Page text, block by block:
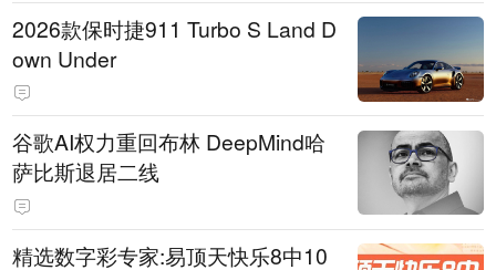
2026款保时捷911 Turbo S Land D
own Under
谷歌AI权力重回布林 DeepMind哈
萨比斯退居二线
精选数字彩专家:易顶天快乐8中10